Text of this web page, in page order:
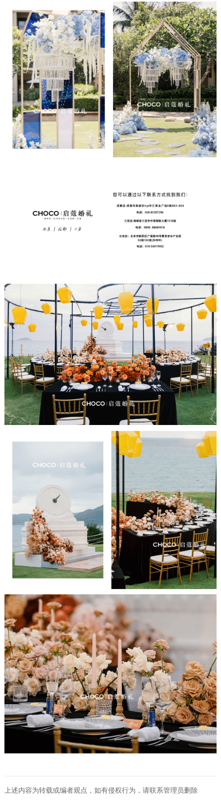
上述内容为转载或编者观点，如有侵权行为，请联系管理员删除